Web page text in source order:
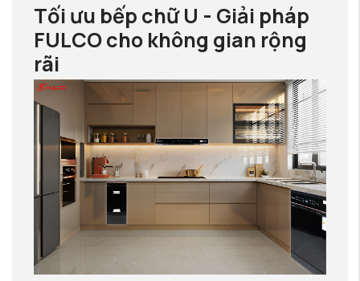
Tối ưu bếp chữ U - Giải pháp
FULCO cho không gian rộng
rãi